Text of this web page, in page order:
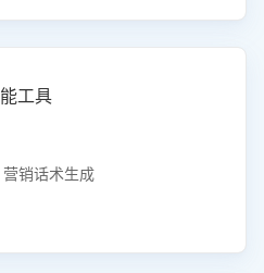
工具
营销话术生成